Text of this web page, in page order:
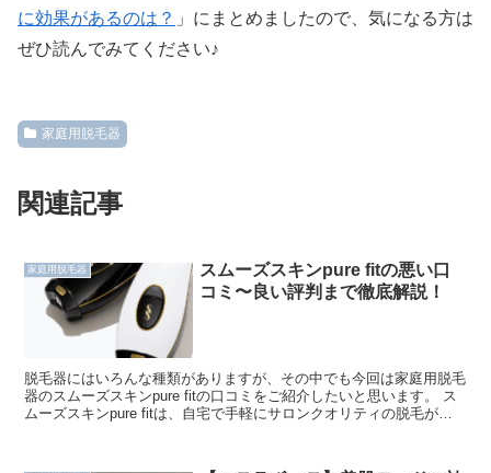
に効果があるのは？ 」にまとめましたので、気になる方は
ぜひ読んでみてください♪
家庭用脱毛器
関連記事
家庭用脱毛器
スムーズスキンpure fitの悪い口
コミ〜良い評判まで徹底解説！
脱毛器にはいろんな種類がありますが、その中でも今回は家庭用脱毛
器のスムーズスキンpure fitの口コミをご紹介したいと思います。 ス
ムーズスキンpure fitは、自宅で手軽にサロンクオリティの脱毛が出